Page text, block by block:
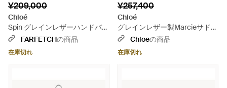
¥209,000
Chloé
Spin グレインレザーハンドバッ
グ S - グレー
FARFETCHの商品
在庫切れ
¥257,400
Chloé
グレインレザー製Marcieサドル
バッグ - グレー
Chloeの商品
在庫切れ